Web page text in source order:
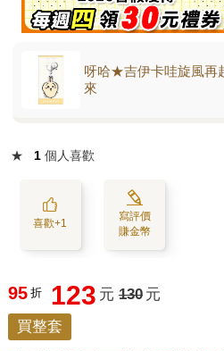
呀哈★吉伊卡哇旋風再
來
★ 1 個人喜歡
喜歡+1
寫評價
賺金幣
95 折 123 元 130 元
買整套